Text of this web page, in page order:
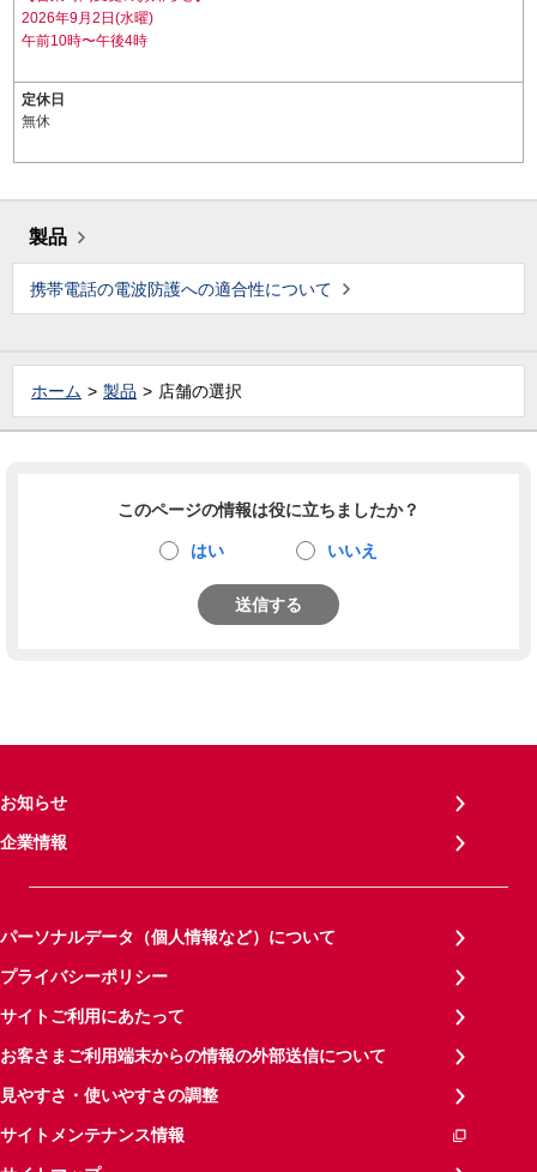
2026年9月2日(水曜)
午前10時〜午後4時
定休日
無休
製品
携帯電話の電波防護への適合性について
ホーム 製品 店舗の選択
このページの情報は役に立ちましたか？
はい いいえ
送信する
お知らせ
企業情報
パーソナルデータ（個人情報など）について
プライバシーポリシー
サイトご利用にあたって
お客さまご利用端末からの情報の外部送信について
見やすさ・使いやすさの調整
サイトメンテナンス情報